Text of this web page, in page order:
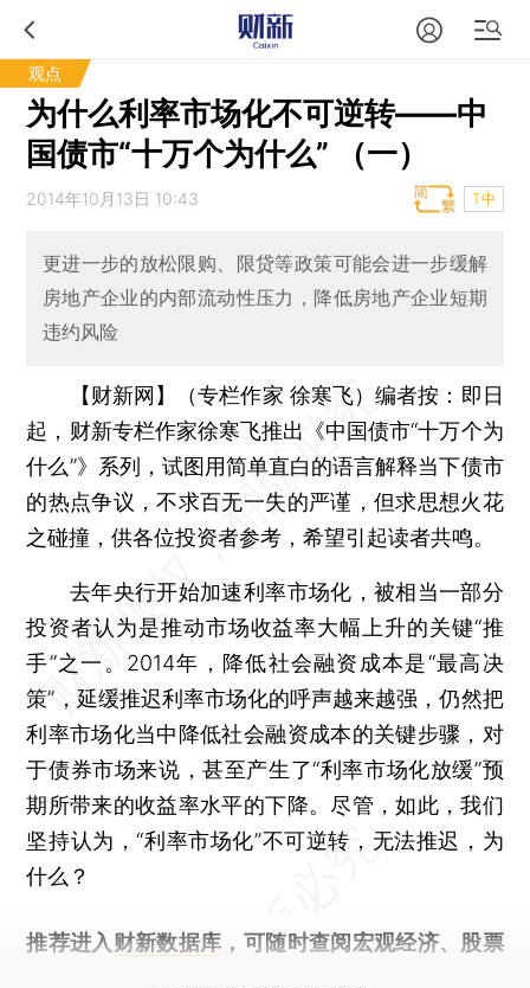
观点
为什么利率市场化不可逆转——中
国债市“十万个为什么” （一）
2014年10月13日 10:43 T中
更进一步的放松限购、限贷等政策可能会进一步缓解
房地产企业的内部流动性压力，降低房地产企业短期
违约风险
【财新网】（专栏作家 徐寒飞）编者按：即日
起，财新专栏作家徐寒飞推出《中国债市“十万个为
什么”》系列，试图用简单直白的语言解释当下债市
的热点争议，不求百无一失的严谨，但求思想火花
之碰撞，供各位投资者参考，希望引起读者共鸣。
去年央行开始加速利率市场化，被相当一部分
投资者认为是推动市场收益率大幅上升的关键“推
手”之一。2014年，降低社会融资成本是“最高决
策”，延缓推迟利率市场化的呼声越来越强，仍然把
利率市场化当中降低社会融资成本的关键步骤，对
于债券市场来说，甚至产生了“利率市场化放缓”预
期所带来的收益率水平的下降。尽管，如此，我们
坚持认为，“利率市场化”不可逆转，无法推迟，为
什么？
推荐进入 财新数据库 ，可随时查阅宏观经济、股票